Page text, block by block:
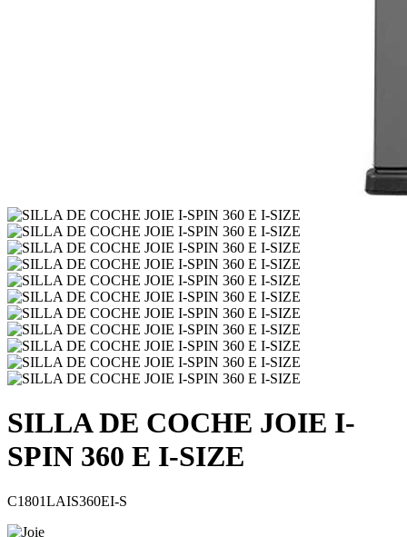
SILLA DE COCHE JOIE I-
SPIN 360 E I-SIZE
C1801LAIS360EI-S